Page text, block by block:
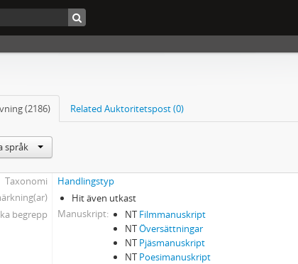
(2186) Related Auktoritetspost (0)
språk
Taxonomi
Handlingstyp
Hit även utkast
begrepp
Manuskript NT Filmmanuskript
NTÖversättningar
NT Pjäsmanuskript
NT Poesimanuskript